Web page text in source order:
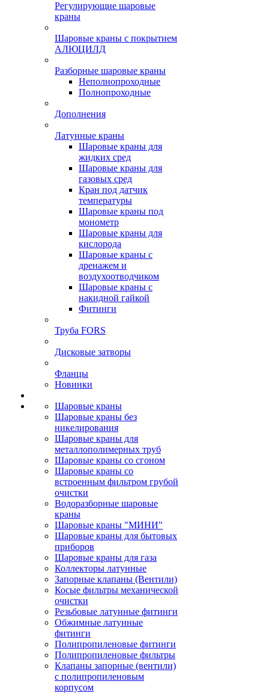
Регулирующие шаровые
краны
Шаровые краны с покрытием
АЛЮЦИЛД
Разборные шаровые краны
Неполнопроходные
Полнопроходные
Дополнения
Латунные краны
Шаровые краны для
жидких сред
Шаровые краны для
газовых сред
Кран под датчик
температуры
Шаровые краны под
монометр
Шаровые краны для
кислорода
Шаровые краны с
дренажем и
воздухоотводчиком
Шаровые краны с
накидной гайкой
Фитинги
Труба FORS
Дисковые затворы
Фланцы
Новинки
Шаровые краны
Шаровые краны без
никелирования
Шаровые краны для
металлополимерных труб
Шаровые краны со сгоном
Шаровые краны со
встроенным фильтром грубой
очистки
Водоразборные шаровые
краны
Шаровые краны "МИНИ"
Шаровые краны для бытовых
приборов
Шаровые краны для газа
Коллекторы латунные
Запорные клапаны (Вентили)
Косые фильтры механической
очистки
Резьбовые латунные фитинги
Обжимные латунные
фитинги
Полипропиленовые фитинги
Полипропиленовые фильтры
Клапаны запорные (вентили)
с полипропиленовым
корпусом